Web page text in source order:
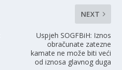
NEXT
Uspjeh SOGFBiH: Iznos
obračunate zatezne
kamate ne može biti veći
od iznosa glavnog duga